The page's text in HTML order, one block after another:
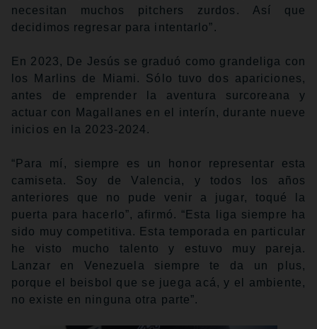
necesitan muchos pitchers zurdos. Así que
decidimos regresar para intentarlo”.
En 2023, De Jesús se graduó como grandeliga con
los Marlins de Miami. Sólo tuvo dos apariciones,
antes de emprender la aventura surcoreana y
actuar con Magallanes en el interín, durante nueve
inicios en la 2023-2024.
“Para mí, siempre es un honor representar esta
camiseta. Soy de Valencia, y todos los años
anteriores que no pude venir a jugar, toqué la
puerta para hacerlo”, afirmó. “Esta liga siempre ha
sido muy competitiva. Esta temporada en particular
he visto mucho talento y estuvo muy pareja.
Lanzar en Venezuela siempre te da un plus,
porque el beisbol que se juega acá, y el ambiente,
no existe en ninguna otra parte”.